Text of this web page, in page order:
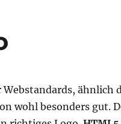
ähnlich
wohl besonders gut.